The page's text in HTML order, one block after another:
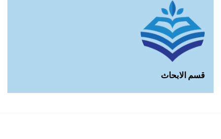
قسم الابحاث